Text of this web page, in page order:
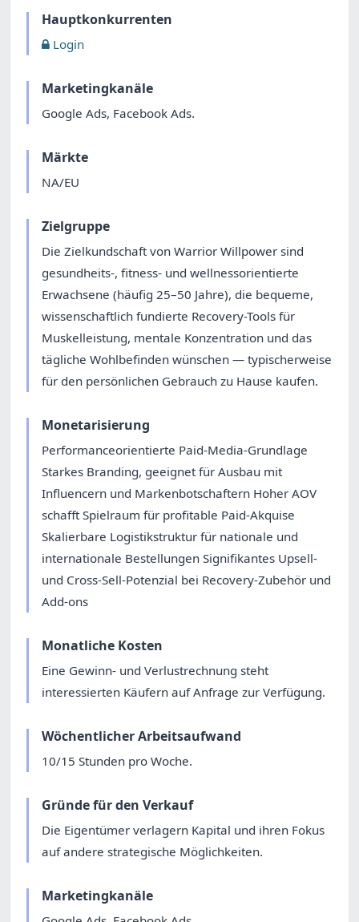
Hauptkonkurrenten
Login
Marketingkanäle
Google Ads, Facebook Ads.
Märkte
NA/EU
Zielgruppe
Die Zielkundschaft von Warrior Willpower sind
gesundheits-, fitness- und wellnessorientierte
Erwachsene (häufig 25–50 Jahre), die bequeme,
wissenschaftlich fundierte Recovery-Tools für
Muskelleistung, mentale Konzentration und das
tägliche Wohlbefinden wünschen — typischerweise
für den persönlichen Gebrauch zu Hause kaufen.
Monetarisierung
Performanceorientierte Paid-Media-Grundlage
Starkes Branding, geeignet für Ausbau mit
Influencern und Markenbotschaftern Hoher AOV
schafft Spielraum für profitable Paid-Akquise
Skalierbare Logistikstruktur für nationale und
internationale Bestellungen Signifikantes Upsell-
und Cross-Sell-Potenzial bei Recovery-Zubehör und
Add-ons
Monatliche Kosten
Eine Gewinn- und Verlustrechnung steht
interessierten Käufern auf Anfrage zur Verfügung.
Wöchentlicher Arbeitsaufwand
10/15 Stunden pro Woche.
Gründe für den Verkauf
Die Eigentümer verlagern Kapital und ihren Fokus
auf andere strategische Möglichkeiten.
Marketingkanäle